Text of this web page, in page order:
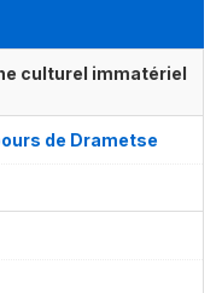
culturel immatériel
de Drametse